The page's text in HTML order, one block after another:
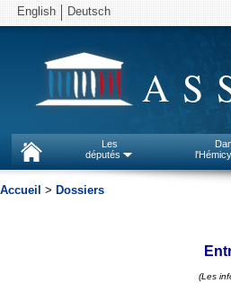
English Deutsch
Les
députés
Accueil > Dossiers
(Les